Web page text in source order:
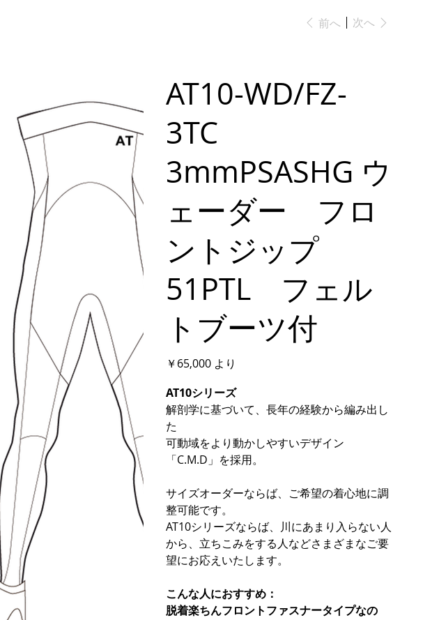
前へ 次へ
AT10-WD/FZ-
3TC
3mmPSASHG ウ
ェーダー フロ
ントジップ
51PTL フェル
トブーツ付
価
格
￥65,000 より
AT10シリーズ
解剖学に基づいて、長年の経験から編み出し
た
可動域をより動かしやすいデザイン
「C.M.D」を採用。
サイズオーダーならば、ご希望の着心地に調
整可能です。
AT10シリーズならば、川にあまり入らない人
から、立ちこみをする人などさまざまなご要
望にお応えいたします。
こんな人におすすめ：
脱着楽ちんフロントファスナータイプなの